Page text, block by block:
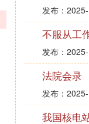
发布：
不服从工
发布：
法院会录
发布：
我国核电